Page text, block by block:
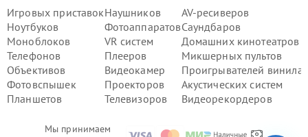
Мы принимаем
Игровых приставок
Ноутбуков
Моноблоков
Телефонов
Объективов
Фотовспышек
Планшетов
Наушников
Фотоаппаратов
VR систем
Плееров
Видеокамер
Проекторов
Телевизоров
AV-ресиверов
Саундбаров
Домашних кинотеатров
Микшерных пультов
Проигрывателей винила
Акустических систем
Видеорекордеров
в г.Самара
Замена аккумулятора планшета Sony
в г.Пермь
Замена аккумулятора планшета Sony
в г.Красноярск
Замена аккумулятора планшета Sony
в г.Ижевск
Замена аккумулятора планшета Sony
Челябинск